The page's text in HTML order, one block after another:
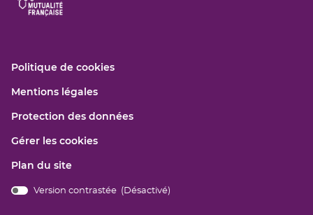
Politique de cookies(ouvre
fenêtre)
Mentions légales(ouvre
une
fenêtre)
Protection des données(ouvre
Gérer les cookies
Plan du site
Version contrastée ( Désactivé)